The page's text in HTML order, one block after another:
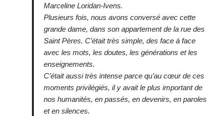
Marceline Loridan-Ivens.
Plusieurs fois, nous avons conversé avec cette
grande dame, dans son appartement de la rue des
Saint Pères. C’était très simple, des face à face
avec les mots, les doutes, les générations et les
enseignements.
C’était aussi très intense parce qu’au cœur de ces
moments privilégiés, il y avait le plus important de
nos humanités, en passés, en devenirs, en paroles
et en silences.